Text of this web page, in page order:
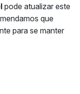
pode atualizar este
que
para se manter